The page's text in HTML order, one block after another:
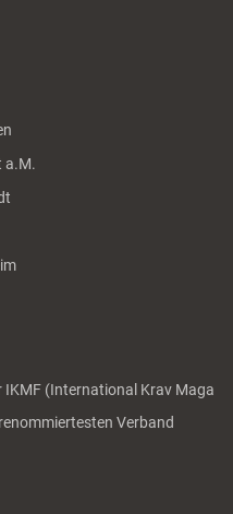
a.M.
IKMF (International Krav Maga
Verband